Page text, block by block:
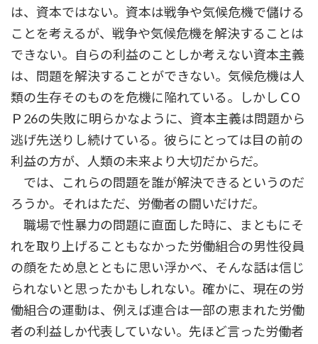
は、資本ではない。資本は戦争や気候危機で儲ける
ことを考えるが、戦争や気候危機を解決することは
できない。自らの利益のことしか考えない資本主義
は、問題を解決することができない。気候危機は人
類の生存そのものを危機に陥れている。しかしＣО
Ｐ26の失敗に明らかなように、資本主義は問題から
逃げ先送りし続けている。彼らにとっては目の前の
利益の方が、人類の未来より大切だからだ。
では、これらの問題を誰が解決できるというのだ
ろうか。それはただ、労働者の闘いだけだ。
職場で性暴力の問題に直面した時に、まともにそ
れを取り上げることもなかった労働組合の男性役員
の顔をため息とともに思い浮かべ、そんな話は信じ
られないと思ったかもしれない。確かに、現在の労
働組合の運動は、例えば連合は一部の恵まれた労働
者の利益しか代表していない。先ほど言った労働者